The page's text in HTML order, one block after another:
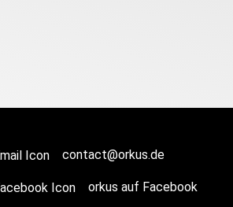
contact@orkus.de
orkus auf Facebook